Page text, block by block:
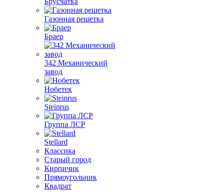
Газонная решетка
Браер
342 Механический
завод
Нобетек
Steinrus
Группа ЛСР
Stellard
Классика
Старый город
Кирпичик
Прямоугольник
Квадрат